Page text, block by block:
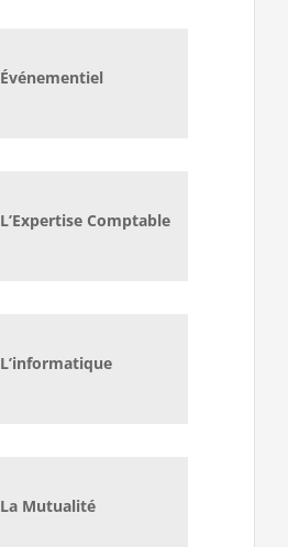
Événementiel
L’Expertise Comptable
L’informatique
La Mutualité